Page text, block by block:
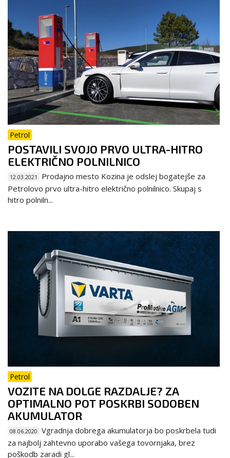
Petrol
POSTAVILI SVOJO PRVO ULTRA-HITRO
ELEKTRIČNO POLNILNICO
12.03.2021
Prodajno mesto Kozina je odslej bogatejše za
Petrolovo prvo ultra-hitro električno polnilnico. Skupaj s
hitro polniln...
Petrol
VOZITE NA DOLGE RAZDALJE? ZA
OPTIMALNO POT POSKRBI SODOBEN
AKUMULATOR
08.06.2020 Vgradnja dobrega akumulatorja bo poskrbela tudi
za najbolj zahtevno uporabo vašega tovornjaka, brez
poškodb zaradi gl...